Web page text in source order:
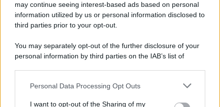
may continue seeing interest-based ads based on personal
information utilized by us or personal information disclosed to
third parties prior to your opt-out.
You may separately opt-out of the further disclosure of your
personal information by third parties on the IAB’s list of
This information may also be disclosed by us to third parties
Personal Data Processing Opt Outs
I want to opt-out of the Sharing of my